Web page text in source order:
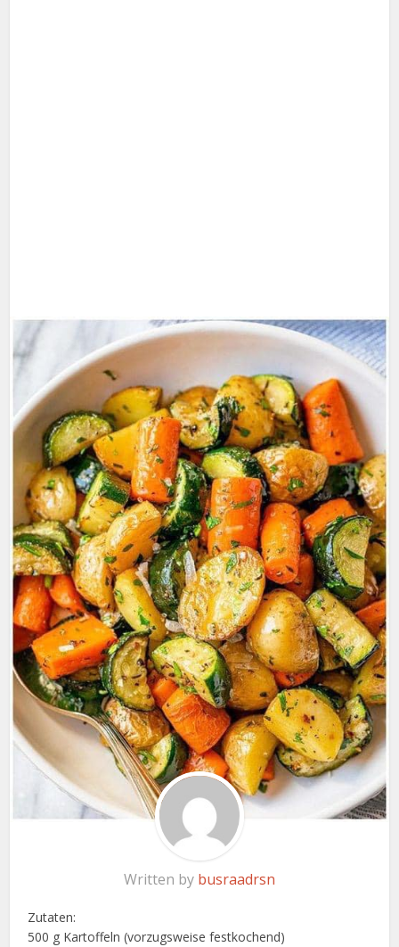
Written by busraadrsn
Zutaten:
500 g Kartoffeln (vorzugsweise festkochend)